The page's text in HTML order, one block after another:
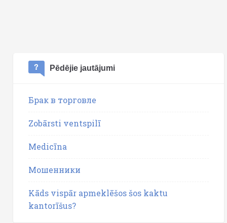
Pēdējie jautājumi
Брак в торговле
Zobārsti ventspilī
Medicīna
Мошенники
Kāds vispār apmeklēšos šos kaktu
kantorīšus?